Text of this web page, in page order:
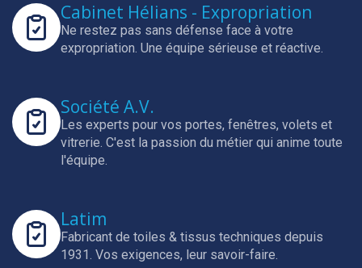
Cabinet Hélians - Expropriation
Ne restez pas sans défense face à votre
expropriation. Une équipe sérieuse et réactive.
Société A.V.
Les experts pour vos portes, fenêtres, volets et
vitrerie. C'est la passion du métier qui anime toute
l'équipe.
Latim
Fabricant de toiles & tissus techniques depuis
1931. Vos exigences, leur savoir-faire.